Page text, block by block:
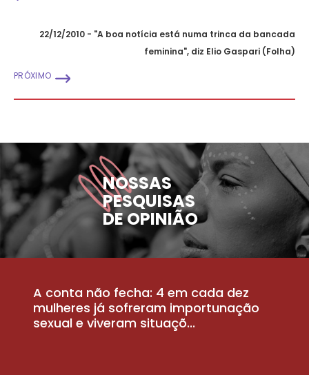
22/12/2010 - "A boa notícia está numa trinca da bancada
feminina", diz Elio Gaspari (Folha)
PRÓXIMO
NOSSAS
PESQUISAS
DE OPINIÃO
A conta não fecha: 4 em cada dez
mulheres já sofreram importunação
sexual e viveram situaçõ...